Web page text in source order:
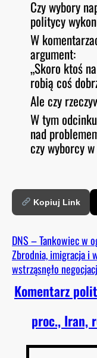
O
D
E
RSS FEED
LINK
EMBED
Czy wybory
politycy
W
argument:
„Skoro ktoś
robią coś
Ale czy
W tym
nad
czy wyborcy
Kopiuj Link
DNS – Tankowiec w
Zbrodnia, imigracja i
wstrząsnęło
Komentarz
proc., Iran,